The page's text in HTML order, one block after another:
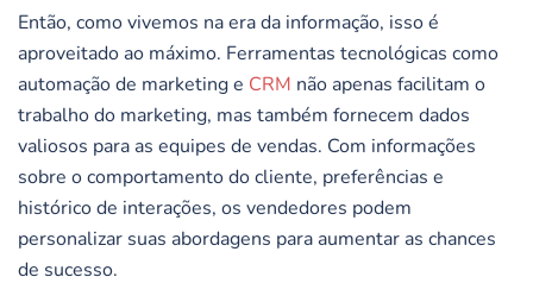
Então, como vivemos na era da informação, isso é
aproveitado ao máximo. Ferramentas tecnológicas como
automação de marketing e CRM não apenas facilitam o
trabalho do marketing, mas também fornecem dados
valiosos para as equipes de vendas. Com informações
sobre o comportamento do cliente, preferências e
histórico de interações, os vendedores podem
personalizar suas abordagens para aumentar as chances
de sucesso.